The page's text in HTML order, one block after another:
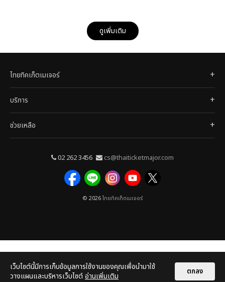
ดูเพิ่มเติม
ไทยทิคเก็ตเมเจอร์
บริการ
ช่วยเหลือ
02 262 3456 cs@thaiticketmajor.com
© 2026ไทยทิคเก็ตเมเจอร์
เว็บไซต์นี้มีการเก็บข้อมูลการใช้งานของคุณเพื่อนำมาใช้
วางแผนและบริหารเว็บไซต์อ่านเพิ่มเติม ตกลง